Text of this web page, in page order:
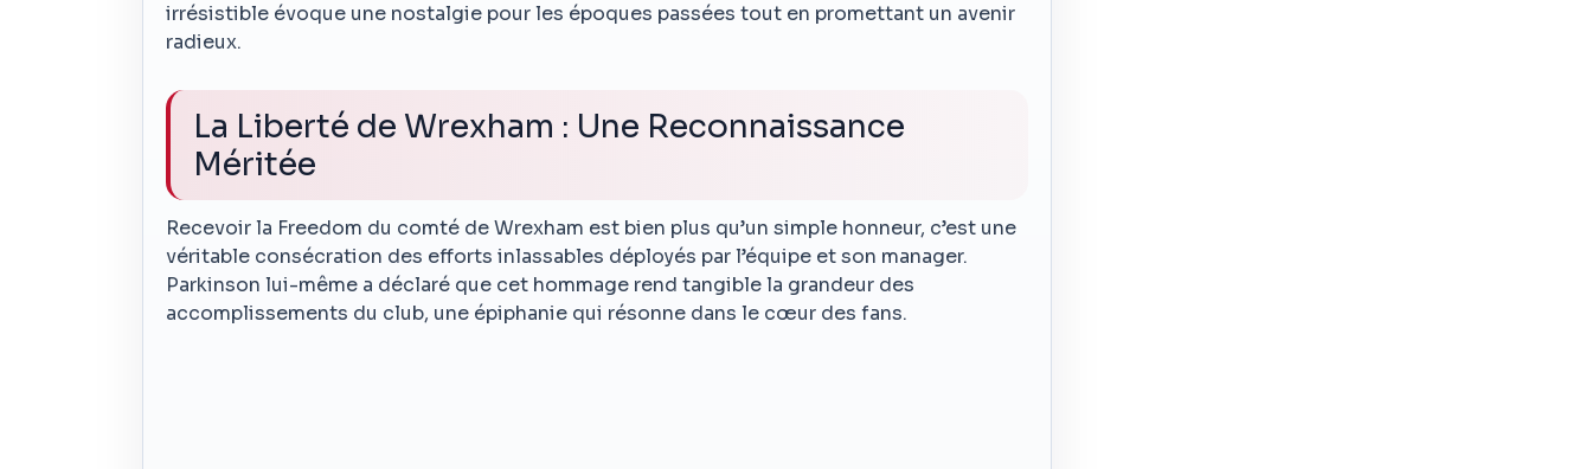
irrésistible évoque une nostalgie pour les époques passées tout en promettant un avenir
radieux.
La Liberté de Wrexham : Une Reconnaissance
Méritée
Recevoir la Freedom du comté de Wrexham est bien plus qu’un simple honneur, c’est une
véritable consécration des efforts inlassables déployés par l’équipe et son manager.
Parkinson lui-même a déclaré que cet hommage rend tangible la grandeur des
accomplissements du club, une épiphanie qui résonne dans le cœur des fans.